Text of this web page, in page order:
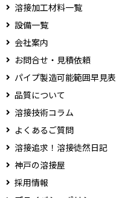
溶接加工材料一覧
設備一覧
会社案内
お問合せ・見積依頼
パイプ製造可能範囲早見表
品質について
溶接技術コラム
よくあるご質問
溶接追求！溶接徒然日記
神戸の溶接屋
採用情報